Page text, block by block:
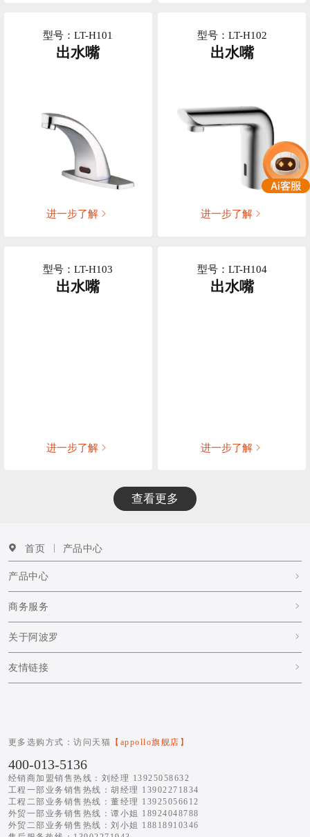
型号：LT-H101
出水嘴
进一步了解
型号：LT-H102
出水嘴
进一步了解
型号：LT-H103
出水嘴
进一步了解
型号：LT-H104
出水嘴
进一步了解
查看更多
首页 产品中心
产品中心
商务服务
关于阿波罗
友情链接
更多选购方式：访问天猫 【appollo旗舰店】
400-013-5136
经销商加盟销售热线：刘经理 13925058632
工程一部业务销售热线：胡经理 13902271834
工程二部业务销售热线：董经理 13925056612
外贸一部业务销售热线：谭小姐 18924048788
外贸二部业务销售热线：刘小姐 18818910346